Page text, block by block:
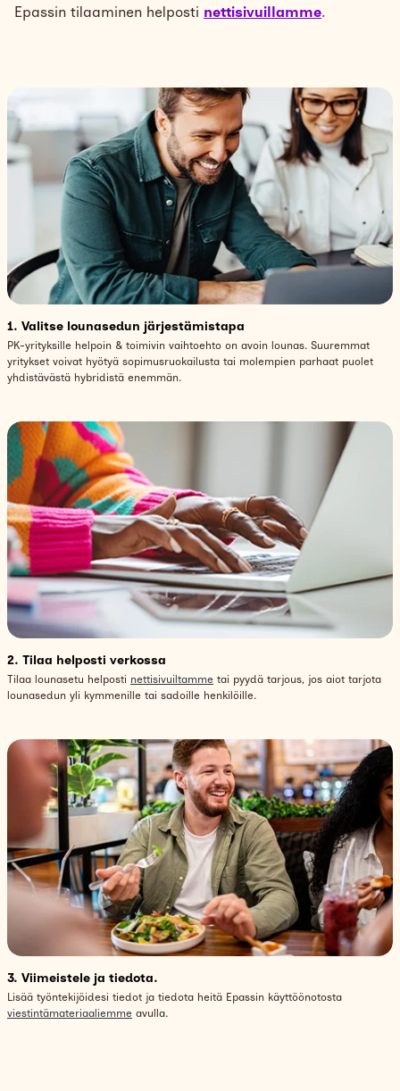
Epassin tilaaminen helposti nettisivuillamme.
1. Valitse lounasedun järjestämistapa
PK-yrityksille helpoin & toimivin vaihtoehto on avoin lounas. Suuremmat
yritykset voivat hyötyä sopimusruokailusta tai molempien parhaat puolet
yhdistävästä hybridistä enemmän.
2. Tilaa helposti verkossa
Tilaa lounasetu helposti nettisivuiltamme tai pyydä tarjous, jos aiot tarjota
lounasedun yli kymmenille tai sadoille henkilöille.
3. Viimeistele ja tiedota.
Lisää työntekijöidesi tiedot ja tiedota heitä Epassin käyttöönotosta
viestintämateriaaliemme avulla.